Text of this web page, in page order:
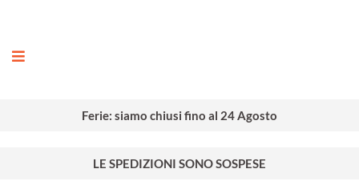
Ferie: siamo chiusi fino al 24 Agosto
LE SPEDIZIONI SONO SOSPESE